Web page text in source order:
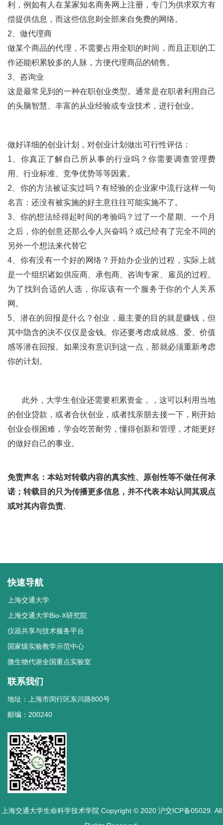
利，例如有人在某家知名商务网上注册，专门为供求双方有
偿提供信息，而这些信息则全部来自免费的网络。
2、做代理商
做某个商品的代理，不需要占用全职的时间，而且正职的工
作还能积累较多的人脉，方便代理商品的销售。
3、咨询业
这是最常见到的一种在职创业类型。通常是在职者利用自己
的头脑智慧、丰富的从业经验或专业技术，进行创业。
做好详细的创业计划，对创业计划做出可行性评估：
1、你真正了解自己所从事的行业吗？你需要调查管理费
用、行业标准、竞争优势等等因素。
2、你的方法被证实过吗？有经验的企业家中流行这样一句
名言：还没有被实施的好主意往往可能实施不了。
3、你的想法经得起时间的考验吗？过了一个星期、一个月
之后，你的创意还那么令人兴奋吗？或已经有了完全不同的
另外一个想法来代替它
4、你有没有一个好的网络？开始办企业的过程，实际上就
是一个组织诸如供应商、承包商、咨询专家、雇员的过程。
为了找到合适的人选，你应该有一个服务于你的个人关系
网。
5、潜在的回报是什么？创业，最主要的目的就是赚钱，但
其中隐含的决不仅仅是金钱。你还要考虑成就感、爱、价值
感等潜在回报。如果没有意识到这一点，那就必须重新考虑
你的计划。
此外，大学生创业还需要积累资金，，这可以利用当地
的创业贷款，或者合伙创业，或者找亲朋去接一下，刚开始
创业会很困难，学会吃苦耐劳，懂得创新和管理，才能更好
的做好自己的事业。
免责声名：本站对转载内容的真实性、原创性等不做任何承
诺；转载目的只为传播更多信息，并不代表本站认同其观点
或对其内容负责.
快速导航
上海交通大学
上海交通大学Bio-X研究院
仪器共享与技术服务平台
国家级实验教学示范中心
微生物代谢全国重点实验室
联系我们
地址：上海市闵行区东川路800号
邮编：200240
上海交通大学生命科学技术学院 Copyright © 2020 沪交ICP备05029. All